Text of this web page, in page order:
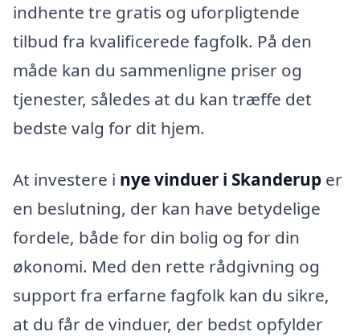
indhente tre gratis og uforpligtende
tilbud fra kvalificerede fagfolk. På den
måde kan du sammenligne priser og
tjenester, således at du kan træffe det
bedste valg for dit hjem.
At investere i nye vinduer i Skanderup er
en beslutning, der kan have betydelige
fordele, både for din bolig og for din
økonomi. Med den rette rådgivning og
support fra erfarne fagfolk kan du sikre,
at du får de vinduer, der bedst opfylder